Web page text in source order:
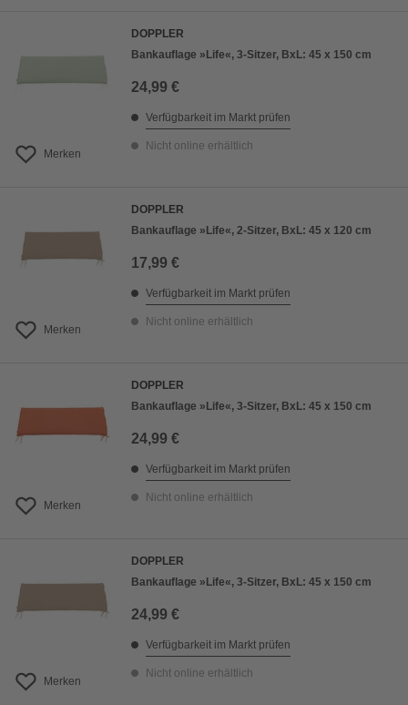
Merken
DOPPLER
Bankauflage »Life«, 3-Sitzer, BxL: 45 x 150 cm
24,99 €
Verfügbarkeit im Markt prüfen
Nicht online erhältlich
Merken
DOPPLER
Bankauflage »Life«, 2-Sitzer, BxL: 45 x 120 cm
17,99 €
Verfügbarkeit im Markt prüfen
Nicht online erhältlich
Merken
DOPPLER
Bankauflage »Life«, 3-Sitzer, BxL: 45 x 150 cm
24,99 €
Verfügbarkeit im Markt prüfen
Nicht online erhältlich
Merken
DOPPLER
Bankauflage »Life«, 3-Sitzer, BxL: 45 x 150 cm
24,99 €
Verfügbarkeit im Markt prüfen
Nicht online erhältlich